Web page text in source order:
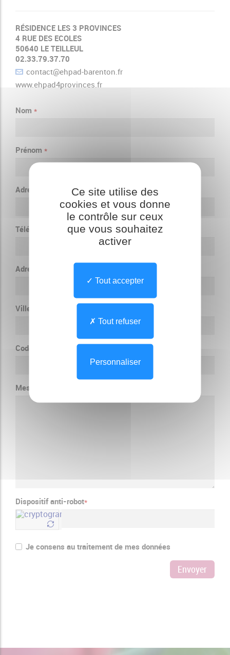
RÉSIDENCE LES 3 PROVINCES
4 RUE DES ECOLES
50640 LE TEILLEUL
02.33.79.37.70
contact@ehpad-barenton.fr
www.ehpad4provinces.fr
Nom *
Prénom *
Adresse e-mail *
Téléphone
Adresse
Ville
Code Postal
Message
Dispositif anti-robot*
Je consens au traitement de mes données
Envoyer
Ce site utilise des
cookies et vous donne
le contrôle sur ceux
que vous souhaitez
activer
Tout accepter
Tout refuser
Personnaliser